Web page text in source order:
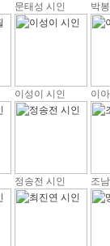
문태성 시인 박
이성이 시인 이
정송전 시인 조